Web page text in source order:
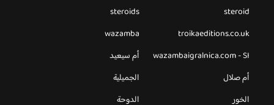
steroid
steroids
troikaeditions.co.uk
wazamba
wazambaigralnica.com - SI
أم سيعيد
أم صلال
الجميلية
الخور
الدوحة